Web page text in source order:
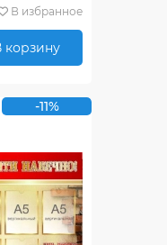
В избранное
корзину
-11%